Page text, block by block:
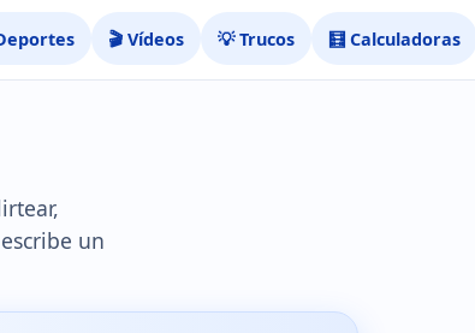
🎬 Vídeos 💡 Trucos 🧮 Calculadoras
un